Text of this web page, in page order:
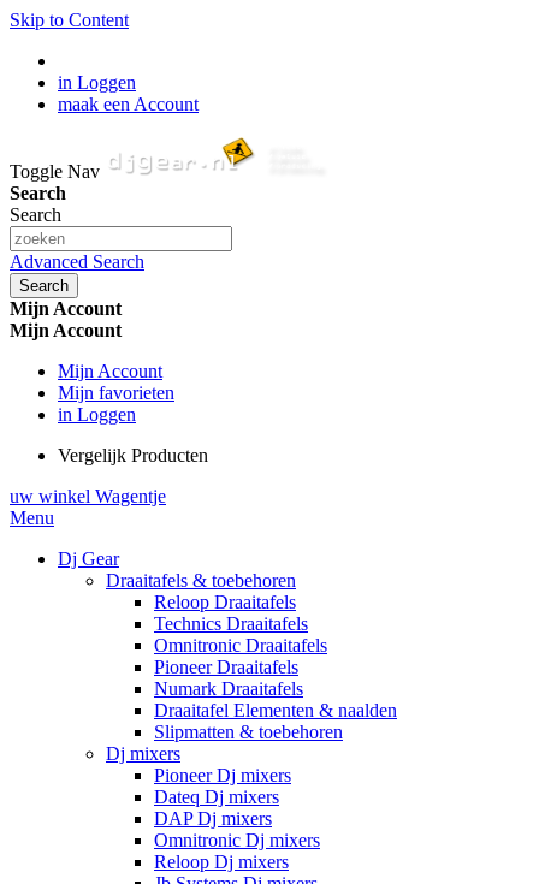
Skip to Content
in Loggen
maak een Account
Toggle Nav
Search
Search
Advanced Search
Search
Mijn Account
Mijn Account
Mijn Account
Mijn favorieten
in Loggen
Vergelijk Producten
uw winkel Wagentje
Menu
Dj Gear
Draaitafels & toebehoren
Reloop Draaitafels
Technics Draaitafels
Omnitronic Draaitafels
Pioneer Draaitafels
Numark Draaitafels
Draaitafel Elementen & naalden
Slipmatten & toebehoren
Dj mixers
Pioneer Dj mixers
Dateq Dj mixers
DAP Dj mixers
Omnitronic Dj mixers
Reloop Dj mixers